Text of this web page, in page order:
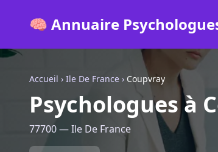
🧠 Annuaire
Accueil › Ile De France › Coupvray
Psychologues à
77700 — Ile De France